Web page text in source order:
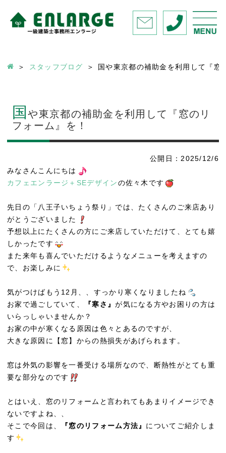
スタッフブログ 国や東京都の補助金を利用して『窓
国や東京都の補助金を利用して『窓のリ
フォーム』を！
公開日：2025/12/6
みなさんこんにちは
カフェエンラージ＋SEデザインの佐々木です
先日の「八王子いちょう祭り」では、たくさんのご来店あり
がとうございました
予想以上にたくさんの方にご来店していただけて、とても嬉
しかったです
また来年も喜んでいただけるようなメニューを考えますの
で、お楽しみに
気がつけばもう12月、、すっかり寒くなりましたね
お家で過ごしていて、
『寒さ』が気になる方やお困りの方は
いらっしゃいませんか？
お家の中が寒くなる原因は色々とあるのですが、
大きな原因に【窓】からの熱損失があげられます。
窓は外気の影響を一番受ける場所なので、断熱性がとても重
要な部分なのです
とはいえ、窓のリフォームと言われてもあまりイメージでき
ないですよね、、
そこで今回は、
『窓のリフォーム方法』 についてご紹介しま
す